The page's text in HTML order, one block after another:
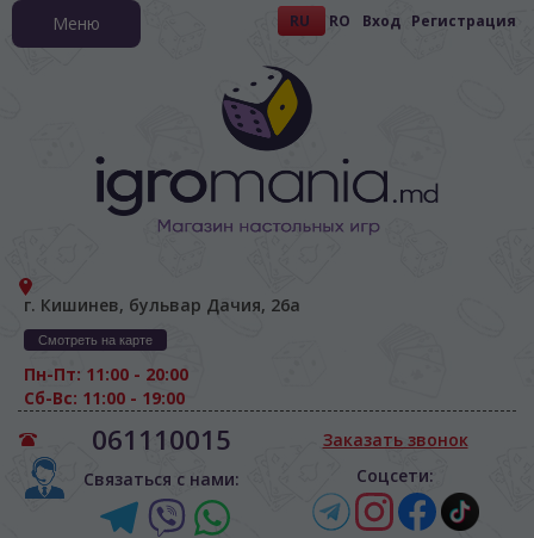
RU RO Вход Регистрация
г. Кишинев, бульвар Дачия, 26а
Смотреть на карте
Пн-Пт: 11:00 - 20:00
Сб-Вс: 11:00 - 19:00
061110015
Связаться с нами:
Заказать звонок
Соцсети:
Меню